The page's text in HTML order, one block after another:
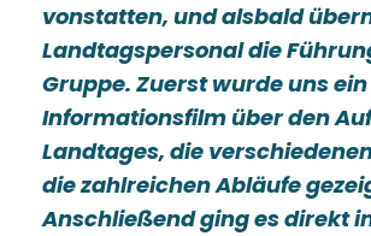
vonstatten, und alsbald
Landtagspersonal die
Gruppe. Zuerst wurde uns
Informationsfilm über den
Landtages, die
die zahlreichen Abläufe
Anschließend ging es direkt